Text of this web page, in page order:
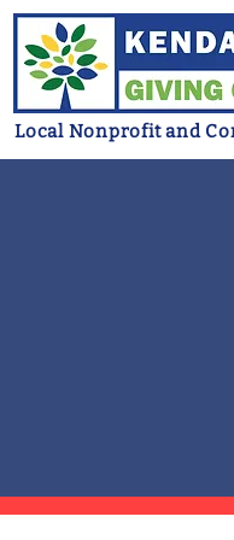
Local Nonprofit and